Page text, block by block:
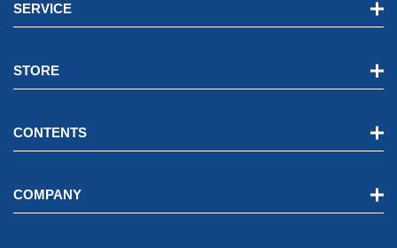
SERVICE
STORE
CONTENTS
COMPANY